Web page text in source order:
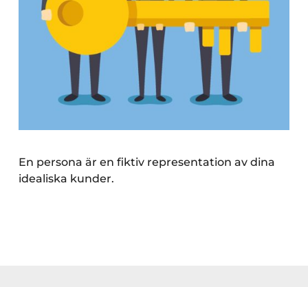
En persona är en fiktiv representation av dina
idealiska kunder.